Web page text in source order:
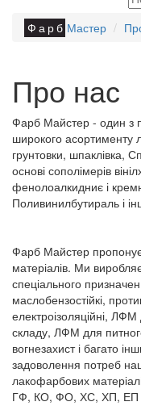
Фарб Мастер
Про нас
Фарб Майстер - один з
широкого асортименту
грунтовки, шпаклівка,
основі сополімерів
фенолоалкидниє і
Поливинилбутираль і
Фарб Майстер
матеріалів. Ми
спеціального
маслобензостійкі,
електроізоляційні,
складу, ЛФМ для
вогнезахист і багато
задоволення потреб
лакофарбових
ГФ, КО, ФО, ХС, ХП, ЕП